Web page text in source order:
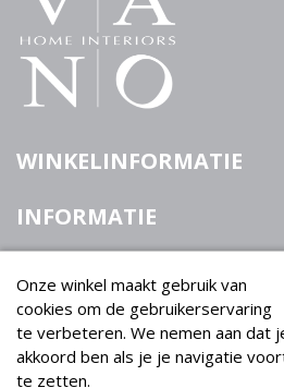
WINKELINFORMATIE
INFORMATIE
FOLLOW US
Onze winkel maakt gebruik van
cookies om de gebruikerservaring
te verbeteren. We nemen aan dat
akkoord ben als je je navigatie
te zetten.